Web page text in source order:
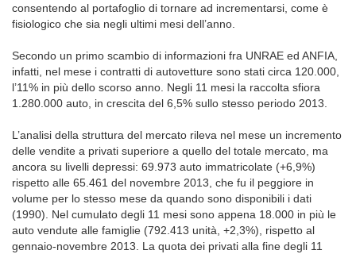
consentendo al portafoglio di tornare ad incrementarsi, come è
fisiologico che sia negli ultimi mesi dell’anno.
Secondo un primo scambio di informazioni fra UNRAE ed ANFIA,
infatti, nel mese i contratti di autovetture sono stati circa 120.000,
l’11% in più dello scorso anno. Negli 11 mesi la raccolta sfiora
1.280.000 auto, in crescita del 6,5% sullo stesso periodo 2013.
L’analisi della struttura del mercato rileva nel mese un incremento
delle vendite a privati superiore a quello del totale mercato, ma
ancora su livelli depressi: 69.973 auto immatricolate (+6,9%)
rispetto alle 65.461 del novembre 2013, che fu il peggiore in
volume per lo stesso mese da quando sono disponibili i dati
(1990). Nel cumulato degli 11 mesi sono appena 18.000 in più le
auto vendute alle famiglie (792.413 unità, +2,3%), rispetto al
gennaio-novembre 2013. La quota dei privati alla fine degli 11